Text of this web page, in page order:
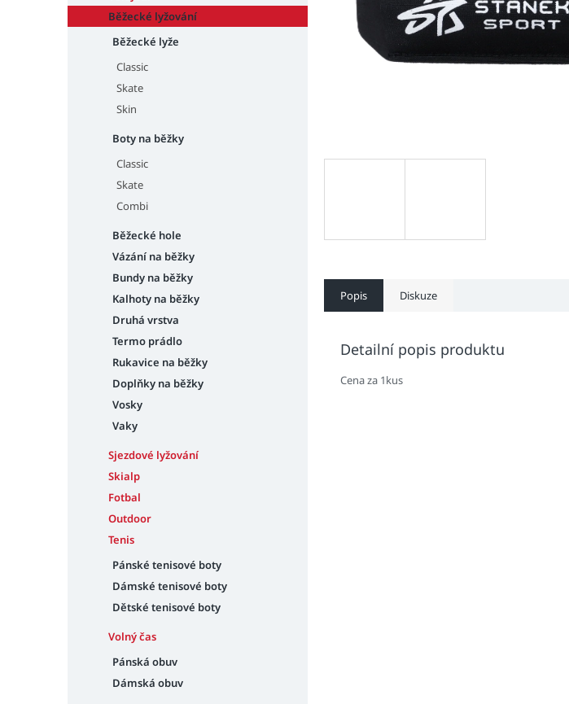
Běžecké lyžování
Běžecké lyže
Classic
Skate
Skin
Boty na běžky
Classic
Skate
Combi
Běžecké hole
Vázání na běžky
Bundy na běžky
Kalhoty na běžky
Druhá vrstva
Termo prádlo
Rukavice na běžky
Doplňky na běžky
Vosky
Vaky
Sjezdové lyžování
Skialp
Fotbal
Outdoor
Tenis
Pánské tenisové boty
Dámské tenisové boty
Dětské tenisové boty
Volný čas
Pánská obuv
Dámská obuv
Popis Diskuze
Detailní popis produktu
Cena za 1kus